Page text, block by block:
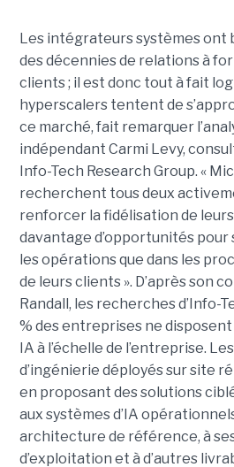
Les intégrateurs systèmes ont
des décennies de relations à
clients ; il est donc tout à fait
hyperscalers tentent de
ce marché, fait remarquer
indépendant Carmi Levy,
Info-Tech Research Group. «
recherchent tous deux
renforcer la fidélisation de
davantage d’opportunités pour
les opérations que dans les
de leurs clients ». D’après son
Randall, les recherches d’Info-
% des entreprises ne disposent
IA à l’échelle de l’entreprise.
d’ingénierie déployés sur site
en proposant des solutions
aux systèmes d’IA
architecture de référence, à
d’exploitation et à d’autres